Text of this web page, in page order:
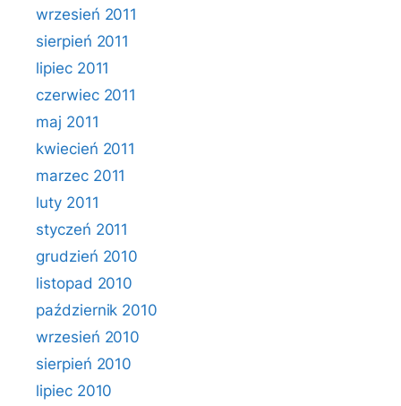
wrzesień 2011
sierpień 2011
lipiec 2011
czerwiec 2011
maj 2011
kwiecień 2011
marzec 2011
luty 2011
styczeń 2011
grudzień 2010
listopad 2010
październik 2010
wrzesień 2010
sierpień 2010
lipiec 2010